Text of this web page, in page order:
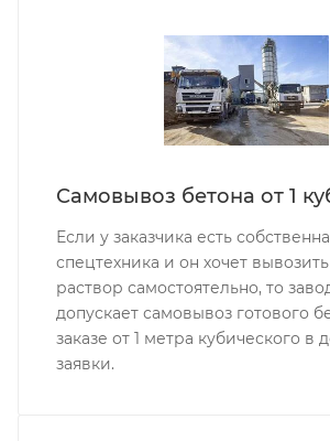
Самовывоз бетона от 1
Если у заказчика есть
спецтехника и он хочет
раствор самостоятельно, то
допускает самовывоз готового
заказе от 1 метра кубического в
заявки.